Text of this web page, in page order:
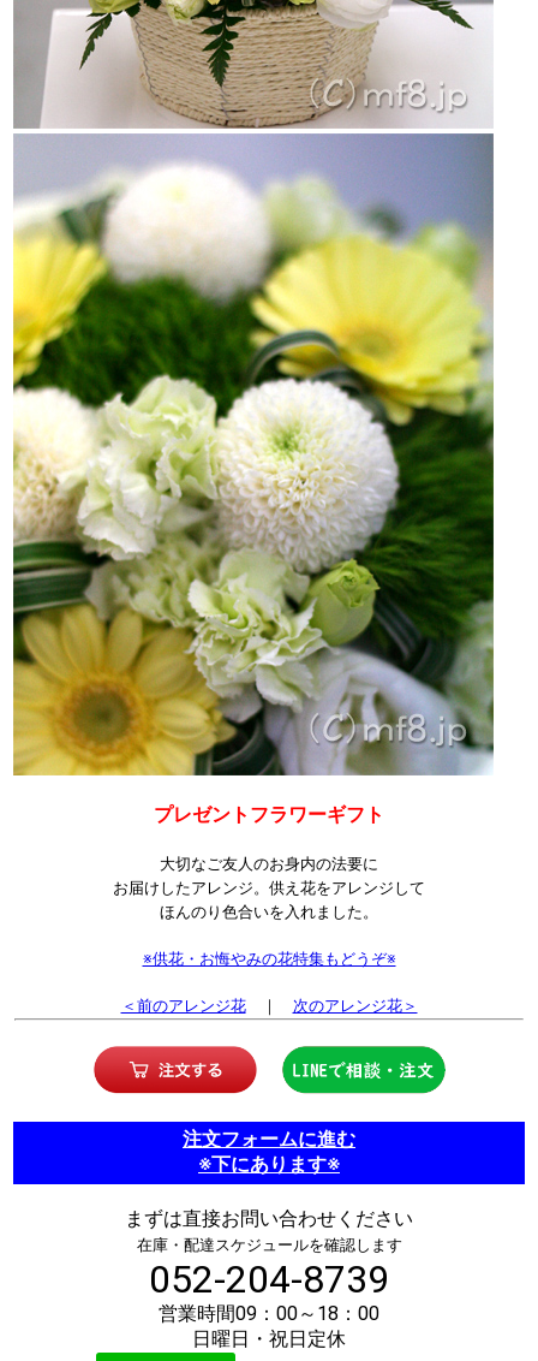
プレゼントフラワーギフト
大切なご友人のお身内の法要に
お届けしたアレンジ。供え花をアレンジして
ほんのり色合いを入れました。
※供花・お悔やみの花特集もどうぞ※
＜前のアレンジ花｜ 次のアレンジ花＞
注文フォームに進む
※下にあります※
まずは直接お問い合わせください
在庫・配達スケジュールを確認します
052-204-8739
営業時間09：00～18：00
日曜日・祝日定休